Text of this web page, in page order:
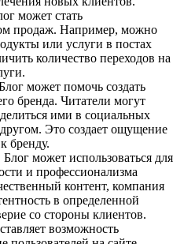
может стать
продаж. Например, можно
или услуги в постах
количество переходов на
может помочь создать
бренда. Читатели могут
ими в социальных
Это создает ощущение
бренду.
Блог может использоваться для
и профессионализма
контент, компания
в определенной
со стороны клиентов.
возможность